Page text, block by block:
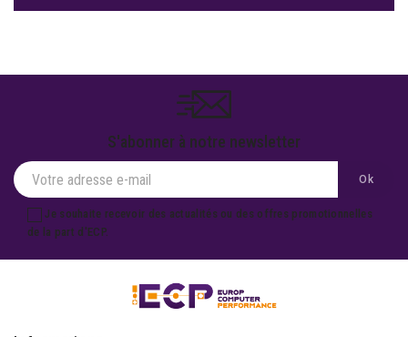
S'abonner à notre newsletter
Je souhaite recevoir des actualités ou des offres promotionnelles
de la part d'ECP.